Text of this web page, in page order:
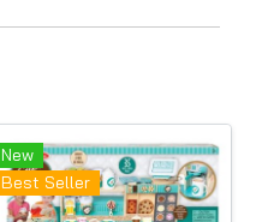
New
Best Seller